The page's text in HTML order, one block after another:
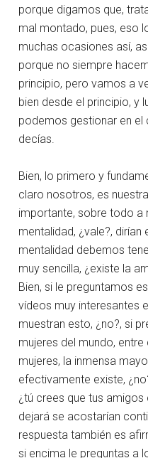
porque digamos que,
mal montado, pues, eso
muchas ocasiones así,
porque no siempre
principio, pero vamos a
bien desde el principio,
podemos gestionar en el
decías.
Bien, lo primero y
claro nosotros, es
importante, sobre todo a
mentalidad, ¿vale?, dirían
mentalidad debemos
muy sencilla, ¿existe la
Bien, si le preguntamos
vídeos muy interesantes
muestran esto, ¿no?, si
mujeres del mundo,
mujeres, la inmensa
efectivamente existe,
¿tú crees que tus amigos
dejará se acostarían
respuesta también es
si encima le preguntas a